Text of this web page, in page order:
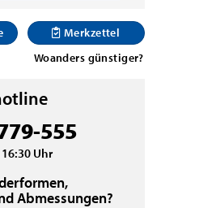
Merkzettel
Woanders günstiger?
555
16:30 Uhr
Abmessungen?